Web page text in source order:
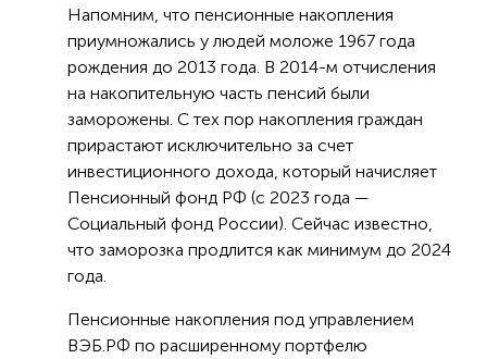
Напомним, что пенсионные накопления
приумножались у людей моложе 1967 года
рождения до 2013 года. В 2014-м отчисления
на накопительную часть пенсий были
заморожены. С тех пор накопления граждан
прирастают исключительно за счет
инвестиционного дохода, который начисляет
Пенсионный фонд РФ (с 2023 года —
Социальный фонд России). Сейчас известно,
что заморозка продлится как минимум до 2024
года.
Пенсионные накопления под управлением
ВЭБ.РФ по расширенному портфелю